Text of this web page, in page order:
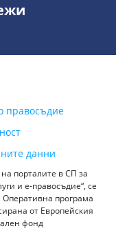
правосъдие
данни
порталите в СП за
и е-правосъдие“, се
програма
от Европейския
фонд